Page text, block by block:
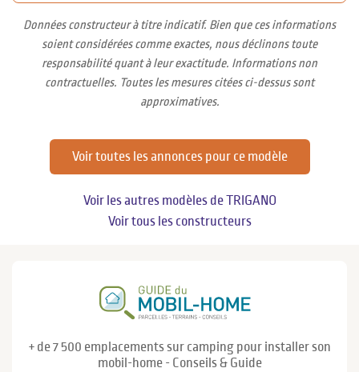
Données constructeur à titre indicatif. Bien que ces informations
soient considérées comme exactes, nous déclinons toute
responsabilité quant à leur exactitude. Informations non
contractuelles. Toutes les mesures citées ci-dessus sont
approximatives.
Voir toutes les annonces pour ce modèle
Voir les autres modèles de TRIGANO
Voir tous les constructeurs
+ de 7 500 emplacements sur camping pour installer son
mobil-home - Conseils & Guide